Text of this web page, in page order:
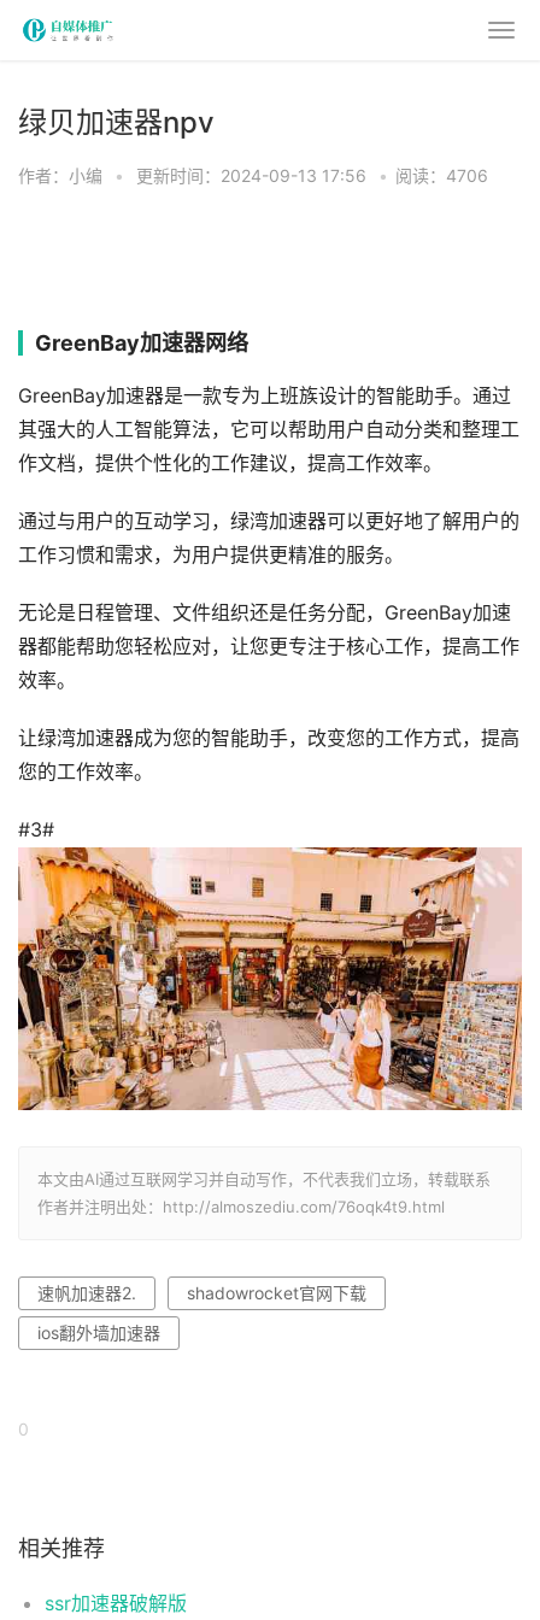
绿贝加速器npv
作者：小编 • 更新时间：2024-09-13 17:56 • 阅读：4706
GreenBay加速器网络
GreenBay加速器是一款专为上班族设计的智能助手。通过
其强大的人工智能算法，它可以帮助用户自动分类和整理工
作文档，提供个性化的工作建议，提高工作效率。
通过与用户的互动学习，绿湾加速器可以更好地了解用户的
工作习惯和需求，为用户提供更精准的服务。
无论是日程管理、文件组织还是任务分配，GreenBay加速
器都能帮助您轻松应对，让您更专注于核心工作，提高工作
效率。
让绿湾加速器成为您的智能助手，改变您的工作方式，提高
您的工作效率。
#3#
本文由AI通过互联网学习并自动写作，不代表我们立场，转载联系
作者并注明出处：http://almoszediu.com/76oqk4t9.html
速帆加速器2.
shadowrocket官网下载
ios翻外墙加速器
0
相关推荐
ssr加速器破解版